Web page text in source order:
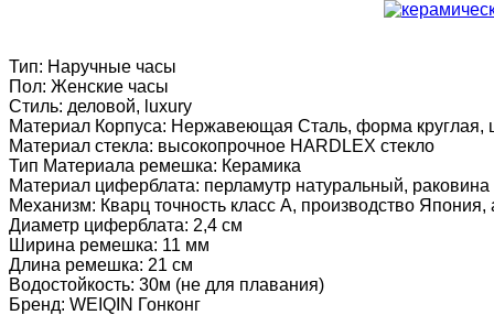
Тип: Наручные часы
Пол: Женские часы
Стиль: деловой, luxury
Материал Корпуса: Нержавеющая Сталь, форма круглая,
Материал стекла: высокопрочное HARDLEX стекло
Тип Материала ремешка: Керамика
Материал циферблата: перламутр натуральный,
Механизм: Кварц точность класс А, производство
Диаметр циферблата: 2,4 см
Ширина ремешка: 11 мм
Длина ремешка: 21 см
Водостойкость: 30м (не для плавания)
Бренд: WEIQIN Гонконг